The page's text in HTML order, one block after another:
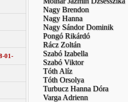
01-
Nagy Brendon
Nagy Hanna
Nagy Sándor Dominik
Pongó Rikárdó
Rácz Zoltán
Szabó Izabella
Szabó Viktor
Tóth Alíz
Tóth Orsolya
Turbucz Hanna Dóra
Varga Adrienn